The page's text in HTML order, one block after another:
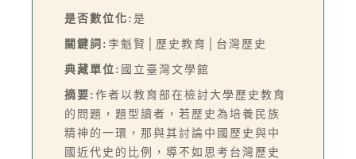
是否數位化: 是
關鍵詞: 李魁賢│歷史教育│台灣歷史
典藏單位: 國立臺灣文學館
摘要: 作者以教育部在檢討大學歷史教育
的問題，題型讀者，若歷史為培養民族
精神的一環，那與其討論中國歷史與中
國近代史的比例，導不如思考台灣歷史